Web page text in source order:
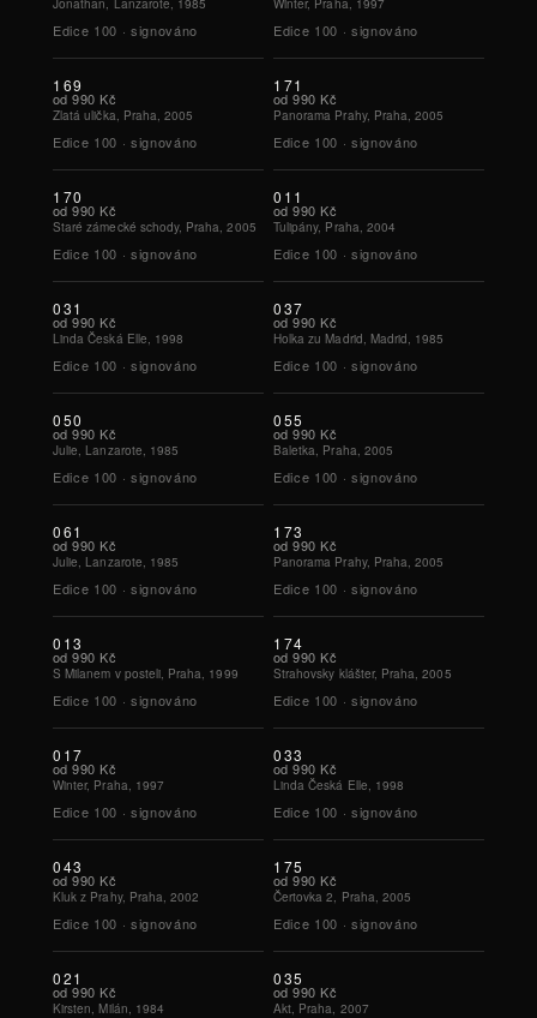
Jonathan, Lanzarote, 1985
Edice 100 · signováno
Winter, Praha, 1997
Edice 100 · signováno
169
od 990 Kč
Zlatá ulička, Praha, 2005
Edice 100 · signováno
171
od 990 Kč
Panorama Prahy, Praha, 2005
Edice 100 · signováno
170
od 990 Kč
Staré zámecké schody, Praha, 2005
Edice 100 · signováno
011
od 990 Kč
Tulipány, Praha, 2004
Edice 100 · signováno
031
od 990 Kč
Linda Česká Elle, 1998
Edice 100 · signováno
037
od 990 Kč
Holka zu Madrid, Madrid, 1985
Edice 100 · signováno
050
od 990 Kč
Julie, Lanzarote, 1985
Edice 100 · signováno
055
od 990 Kč
Baletka, Praha, 2005
Edice 100 · signováno
061
od 990 Kč
Julie, Lanzarote, 1985
Edice 100 · signováno
173
od 990 Kč
Panorama Prahy, Praha, 2005
Edice 100 · signováno
013
od 990 Kč
S Milanem v posteli, Praha, 1999
Edice 100 · signováno
174
od 990 Kč
Strahovsky klášter, Praha, 2005
Edice 100 · signováno
017
od 990 Kč
Winter, Praha, 1997
Edice 100 · signováno
033
od 990 Kč
Linda Česká Elle, 1998
Edice 100 · signováno
043
od 990 Kč
Kluk z Prahy, Praha, 2002
Edice 100 · signováno
175
od 990 Kč
Čertovka 2, Praha, 2005
Edice 100 · signováno
021
od 990 Kč
Kirsten, Milán, 1984
035
od 990 Kč
Akt, Praha, 2007